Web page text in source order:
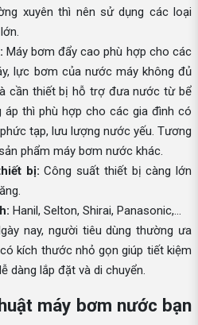
xuyên thì nên sử dụng các loại
Máy bơm đẩy cao phù hợp cho các
lực bơm của nước máy không đủ
cần thiết bị hỗ trợ đưa nước từ bể
áp thì phù hợp cho các gia đình có
tạp, lưu lượng nước yếu. Tương
phẩm máy bơm nước khác.
bị: Công suất thiết bị càng lớn
Hanil, Selton, Shirai, Panasonic,...
nay, người tiêu dùng thường ưa
kích thước nhỏ gọn giúp tiết kiệm
dàng lắp đặt và di chuyển.
máy bơm nước bạn